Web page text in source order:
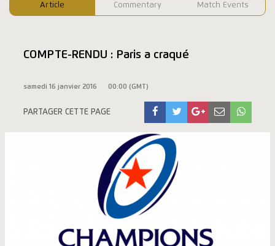
Article Commentary Match Events
COMPTE-RENDU : Paris a craqué
samedi 16 janvier 2016 00:00 (GMT)
PARTAGER CETTE PAGE